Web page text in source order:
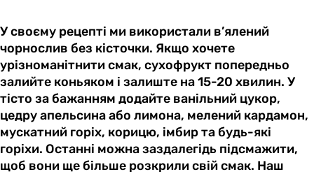
У своєму рецепті ми використали в’ялений
чорнослив без кісточки. Якщо хочете
урізноманітнити смак, сухофрукт попередньо
залийте коньяком і залиште на 15-20 хвилин. У
тісто за бажанням додайте ванільний цукор,
цедру апельсина або лимона, мелений кардамон,
мускатний горіх, корицю, імбир та будь-які
горіхи. Останні можна заздалегідь підсмажити,
щоб вони ще більше розкрили свій смак. Наш